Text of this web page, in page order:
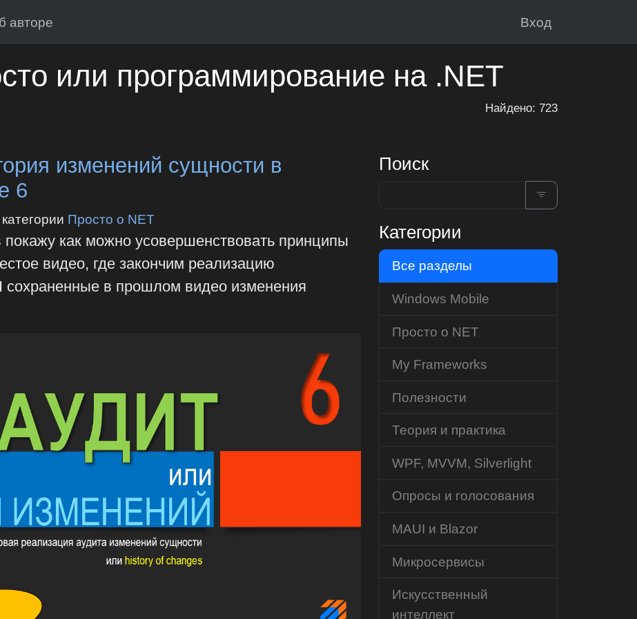
авторе Вход
или программирование на .NET
Найдено: 723
изменений сущности в
6
Просто о NET
как можно усовершенствовать принципы
видео, где закончим реализацию
сохраненные в прошлом видео изменения
Поиск
Категории
Все разделы
Windows Mobile
Просто о NET
My Frameworks
Полезности
Теория и практика
WPF, MVVM, Silverlight
Опросы и голосования
MAUI и Blazor
Микросервисы
Искусственный
интеллект